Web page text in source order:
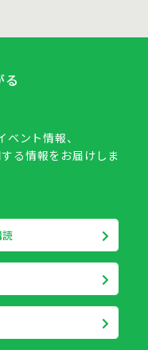
る
ント情報、
る情報をお届けしま